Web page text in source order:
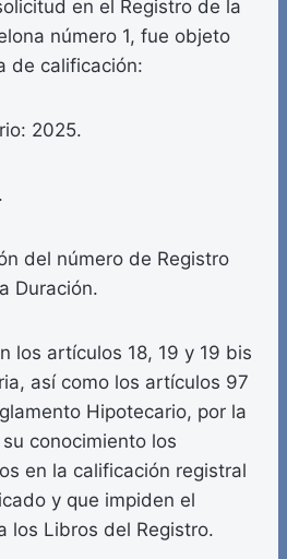
en el Registro de la
número 1, fue objeto
de calificación:
2025.
del número de Registro
Duración.
los artículos 18, 19 y 19 bis
así como los artículos 97
Hipotecario, por la
conocimiento los
en la calificación registral
y que impiden el
los Libros del Registro.